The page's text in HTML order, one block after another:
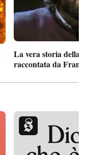
La vera storia della
raccontata da